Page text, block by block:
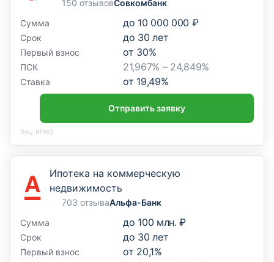
150 отзывовСовкомбанк
Сумма
до 10 000 000 ₽
Срок до 30 лет
Первый взнос от 30%
ПСК 21,967% – 24,849%
Ставка от 19,49%
Отправить заявку
Лиц. №963
Ипотека на коммерческую
недвижимость
703 отзываАльфа-Банк
Сумма
до 100 млн. ₽
Срок до 30 лет
Первый взнос от 20,1%